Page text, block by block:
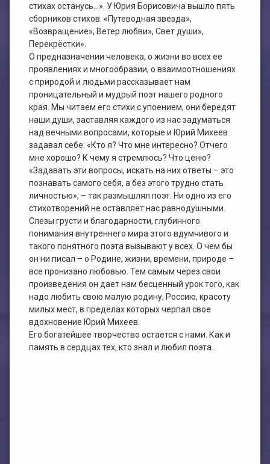
стихах останусь…». У Юрия Борисовича вышло пять
сборников стихов: «Путеводная звезда»,
«Возвращение», Ветер любви», Свет души»,
Перекрёстки».
О предназначении человека, о жизни во всех ее
проявлениях и многообразии, о взаимоотношениях
с природой и людьми рассказывает нам
проницательный и мудрый поэт нашего родного
края. Мы читаем его стихи с упоением, они бередят
наши души, заставляя каждого из нас задуматься
над вечными вопросами, которые и Юрий Михеев
задавал себе: «Кто я? Что мне интересно? Отчего
мне хорошо? К чему я стремлюсь? Что ценю?
«Задавать эти вопросы, искать на них ответы – это
познавать самого себя, а без этого трудно стать
личностью», – так размышлял поэт. Ни одно из его
стихотворений не оставляет нас равнодушными.
Слезы грусти и благодарности, глубинного
понимания внутреннего мира этого вдумчивого и
такого понятного поэта вызывают у всех. О чем бы
он ни писал – о Родине, жизни, времени, природе –
все пронизано любовью. Тем самым через свои
произведения он дает нам бесценный урок того, как
надо любить свою малую родину, Россию, красоту
милых мест, в пределах которых черпал свое
вдохновение Юрий Михеев.
Его богатейшее творчество остается с нами. Как и
память в сердцах тех, кто знал и любил поэта…